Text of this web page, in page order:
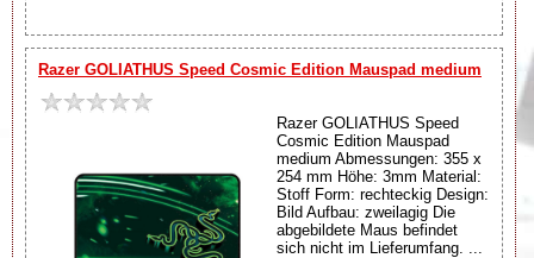
Razer GOLIATHUS Speed Cosmic Edition Mauspad medium
Razer GOLIATHUS Speed
Cosmic Edition Mauspad
medium Abmessungen: 355 x
254 mm Höhe: 3mm Material:
Stoff Form: rechteckig Design:
Bild Aufbau: zweilagig Die
abgebildete Maus befindet
sich nicht im Lieferumfang. ...